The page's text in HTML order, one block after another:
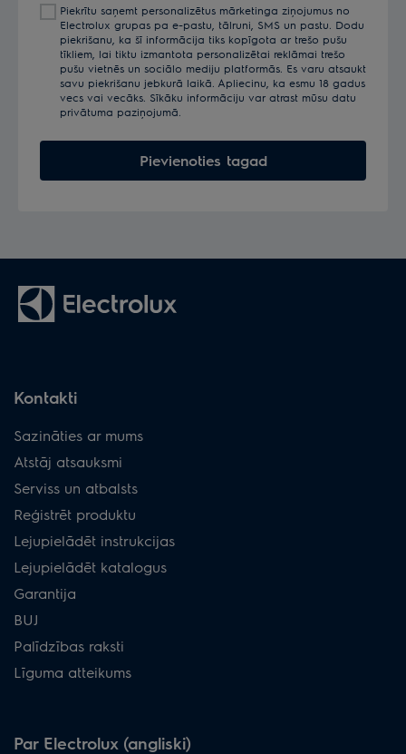
Lieciet pannu uz vidējas uguns. Ieberiet sasmalcinātus
riekstus un grauzdējiet tos aptuveni 7 minūtes. Riekstus
nepārtraukti maisiet, lai tie tiktu apgrauzdēti
vienmērīgi. Aplejiet pankūkas ar kompotu un pārberiet
ar grauzdētajiem riekstiem.
pastu
šeit
Piekrītu saņemt personalizētus mārketinga ziņojumus no
Electrolux grupas pa e-pastu, tālruni, SMS un pastu. Dodu
piekrišanu, ka šī informācija tiks kopīgota ar trešo pušu
tīkliem, lai tiktu izmantota personalizētai reklāmai trešo
pušu vietnēs un sociālo mediju platformās. Es varu atsaukt
savu piekrišanu jebkurā laikā. Apliecinu, ka esmu 18 gadus
vecs vai vecāks. Sīkāku informāciju var atrast mūsu datu
privātuma paziņojumā.
Pievienoties tagad
Kontakti
Sazināties ar mums
Atstāj atsauksmi
Serviss un atbalsts
Reģistrēt produktu
Lejupielādēt instrukcijas
Lejupielādēt katalogus
Garantija
BUJ
Palīdzības raksti
Līguma atteikums
Par Electrolux (angliski)